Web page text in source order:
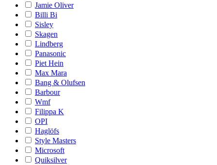
Jamie Oliver
Billi Bi
Sisley
Skagen
Lindberg
Panasonic
Piet Hein
Max Mara
Bang & Olufsen
Barbour
Wmf
Filippa K
OPI
Haglöfs
Style Masters
Microsoft
Quiksilver